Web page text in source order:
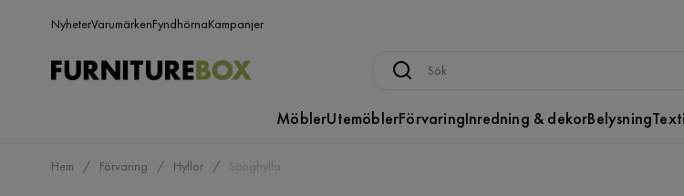
NyheterVarumärkenFyndhörnaKampanjer
MöblerUtemöblerFörvaringInredning & dekorBelysning
Hem Förvaring Hyllor Sänghylla